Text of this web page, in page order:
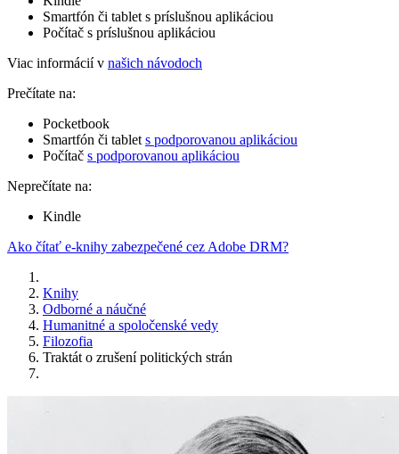
Smartfón či tablet s príslušnou aplikáciou
Počítač s príslušnou aplikáciou
Viac informácií v našich návodoch
Prečítate na:
Pocketbook
Smartfón či tablet s podporovanou aplikáciou
Počítač s podporovanou aplikáciou
Neprečítate na:
Kindle
Ako čítať e-knihy zabezpečené cez Adobe DRM?
Knihy
Odborné a náučné
Humanitné a spoločenské vedy
Filozofia
Traktát o zrušení politických strán